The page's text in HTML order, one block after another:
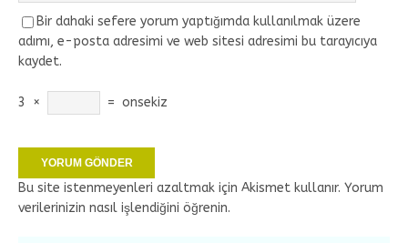
Bir dahaki sefere yorum yaptığımda kullanılmak üzere
adımı, e-posta adresimi ve web sitesi adresimi bu tarayıcıya
kaydet.
3 × = onsekiz
Bu site istenmeyenleri azaltmak için Akismet kullanır. Yorum
verilerinizin nasıl işlendiğini öğrenin.